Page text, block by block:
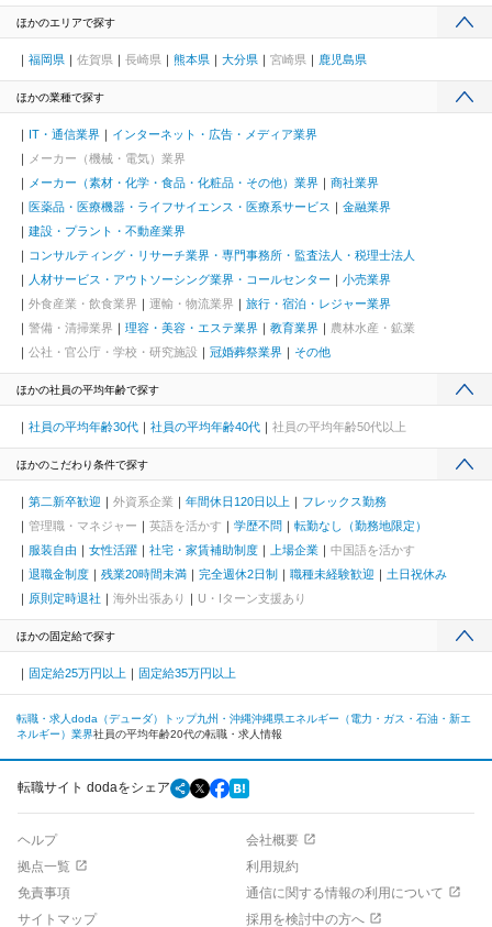
ほかのエリアで探す
福岡県 佐賀県 長崎県 熊本県 大分県 宮崎県 鹿児島県
ほかの業種で探す
IT・通信業界
インターネット・広告・メディア業界
メーカー（機械・電気）業界
メーカー（素材・化学・食品・化粧品・その他）業界
商社業界
医薬品・医療機器・ライフサイエンス・医療系サービス
金融業界
建設・プラント・不動産業界
コンサルティング・リサーチ業界・専門事務所・監査法人・税理士法人
人材サービス・アウトソーシング業界・コールセンター
小売業界
外食産業・飲食業界
運輸・物流業界
旅行・宿泊・レジャー業界
警備・清掃業界
理容・美容・エステ業界 教育業界
農林水産・鉱業
公社・官公庁・学校・研究施設
冠婚葬祭業界 その他
ほかの社員の平均年齢で探す
社員の平均年齢30代 社員の平均年齢40代 社員の平均年齢50代以上
ほかのこだわり条件で探す
第二新卒歓迎 外資系企業 年間休日120日以上
フレックス勤務
管理職・マネジャー
英語を活かす 学歴不問
転勤なし（勤務地限定）
服装自由
女性活躍 社宅・家賃補助制度 上場企業
中国語を活かす
退職金制度
残業20時間未満 完全週休2日制 職種未経験歓迎
土日祝休み
原則定時退社
海外出張あり U・Iターン支援あり
ほかの固定給で探す
固定給25万円以上 固定給35万円以上
転職・求人doda（デューダ）トップ九州・沖縄沖縄県エネルギー（電力・ガス・石油・新エ
ネルギー）業界社員の平均年齢20代の転職・求人情報
転職サイト dodaをシェア
ヘルプ
会社概要
拠点一覧
利用規約
免責事項
通信に関する情報の利用について
サイトマップ
採用を検討中の方へ